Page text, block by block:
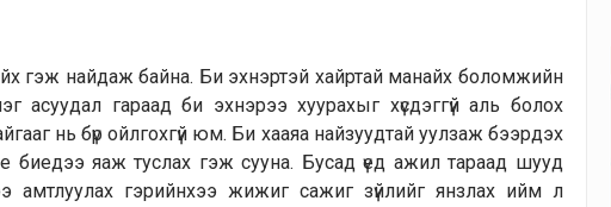
гэж найдаж байна. Би эхнэртэй хайртай манайх боломжийн
гараад би эхнэрээ хуурахыг хүсдэггүй аль болох
нь бүр ойлгохгүй юм. Би хааяа найзуудтай уулзаж бээрдэх
биедээ яаж туслах гэж сууна. Бусад үед ажил тараад шууд
амтлуулах гэрийнхээ жижиг сажиг зүйлийг янзлах ийм л